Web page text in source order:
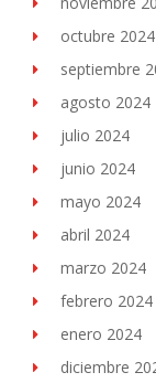
octubre 2024
septiembre
agosto 2024
julio 2024
junio 2024
mayo 2024
abril 2024
marzo 2024
febrero 2024
enero 2024
diciembre